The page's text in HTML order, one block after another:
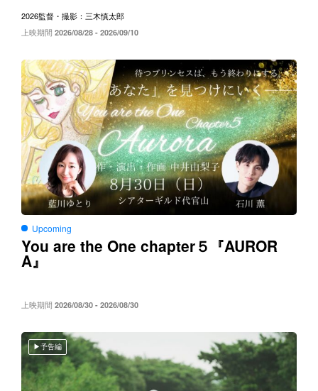
2026監督・撮影：三木慎太郎
上映期間 2026/08/28 - 2026/09/10
Upcoming
You are the One chapter５ 『AUROR
A』
上映期間 2026/08/30 - 2026/08/30
予告編